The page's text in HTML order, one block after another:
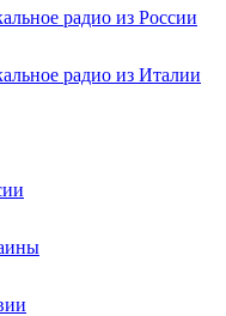
радио из России
радио из Италии